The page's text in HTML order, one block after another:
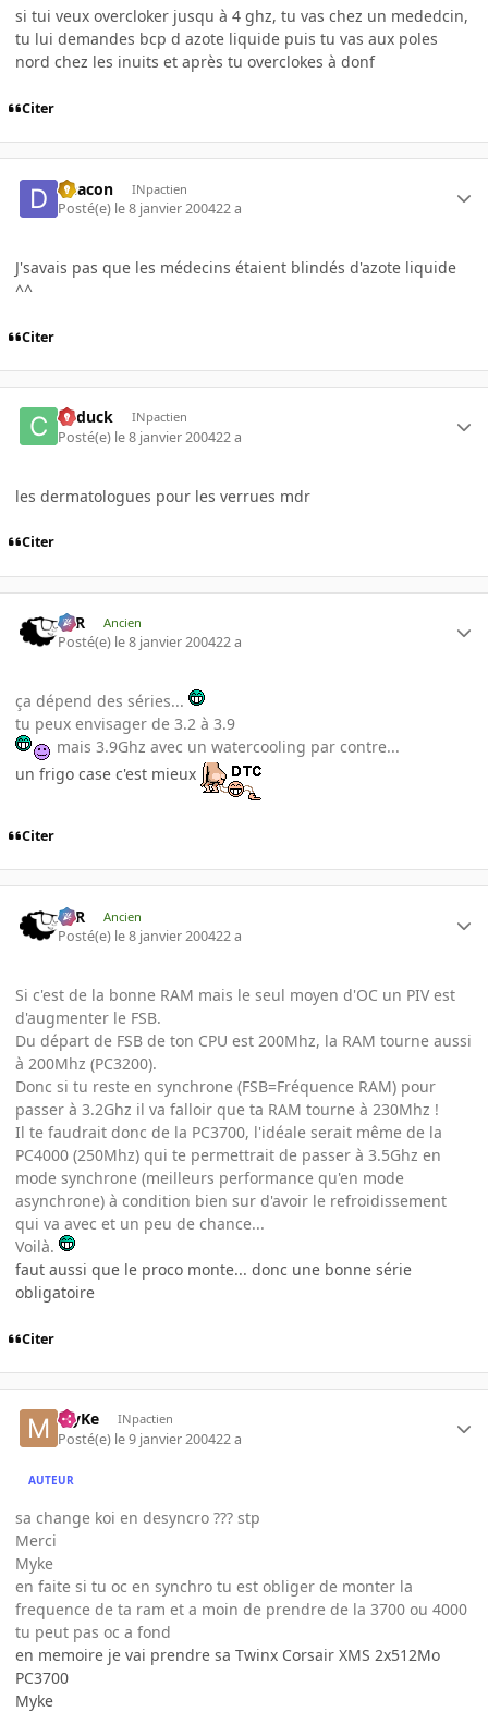
si tui veux overcloker jusqu à 4 ghz, tu vas chez un mededcin,
tu lui demandes bcp d azote liquide puis tu vas aux poles
nord chez les inuits et après tu overclokes à donf
Citer
Deacon INpactien
Posté(e) le 8 janvier 200422 a
J'savais pas que les médecins étaient blindés d'azote liquide
^^
Citer
Cyduck INpactien
Posté(e) le 8 janvier 200422 a
les dermatologues pour les verrues mdr
Citer
KzR Ancien
Posté(e) le 8 janvier 200422 a
ça dépend des séries...
tu peux envisager de 3.2 à 3.9
mais 3.9Ghz avec un watercooling par contre...
un frigo case c'est mieux
Citer
KzR Ancien
Posté(e) le 8 janvier 200422 a
Si c'est de la bonne RAM mais le seul moyen d'OC un PIV est
d'augmenter le FSB.
Du départ de FSB de ton CPU est 200Mhz, la RAM tourne aussi
à 200Mhz (PC3200).
Donc si tu reste en synchrone (FSB=Fréquence RAM) pour
passer à 3.2Ghz il va falloir que ta RAM tourne à 230Mhz !
Il te faudrait donc de la PC3700, l'idéale serait même de la
PC4000 (250Mhz) qui te permettrait de passer à 3.5Ghz en
mode synchrone (meilleurs performance qu'en mode
asynchrone) à condition bien sur d'avoir le refroidissement
qui va avec et un peu de chance...
Voilà.
faut aussi que le proco monte... donc une bonne série
obligatoire
Citer
MyKe INpactien
Posté(e) le 9 janvier 200422 a
AUTEUR
sa change koi en desyncro ??? stp
Merci
Myke
en faite si tu oc en synchro tu est obliger de monter la
frequence de ta ram et a moin de prendre de la 3700 ou 4000
tu peut pas oc a fond
en memoire je vai prendre sa Twinx Corsair XMS 2x512Mo
PC3700
Myke